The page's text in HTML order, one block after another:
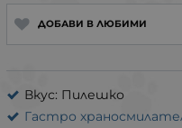
ДОБАВИ В ЛЮБИМИ
Вкус: Пилешко
Гастро